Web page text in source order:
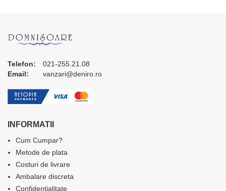
Telefon:
021-255.21.08
Email:
vanzari@deniro.ro
INFORMATII
Cum Cumpar?
Metode de plata
Costuri de livrare
Ambalare discreta
Confidentialitate